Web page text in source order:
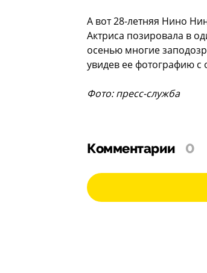
А вот 28-летняя Нино
Актриса позировала в
осенью многие
увидев ее фотографию
Фото: пресс-служба
Комментарии 0